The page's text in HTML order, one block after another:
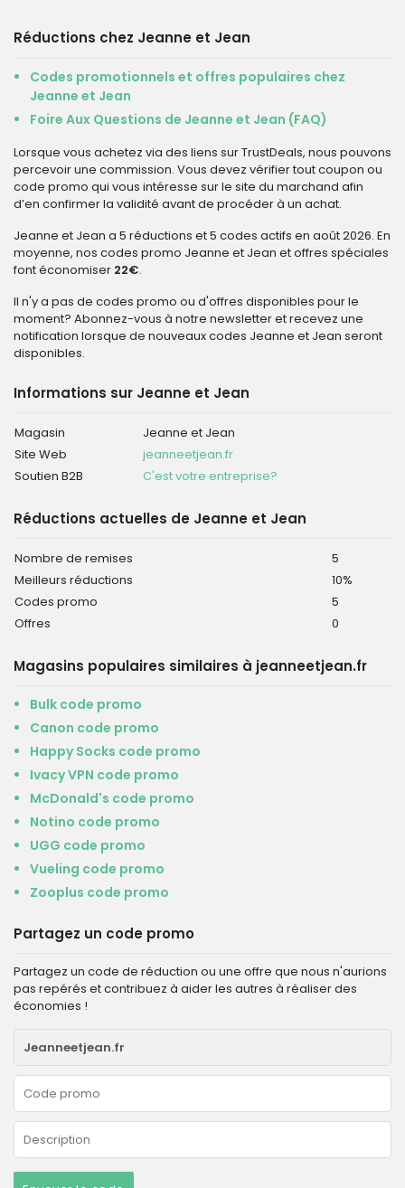
Réductions chez Jeanne et Jean
Codes promotionnels et offres populaires chez
Jeanne et Jean
Foire Aux Questions de Jeanne et Jean (FAQ)
Lorsque vous achetez via des liens sur TrustDeals, nous pouvons
percevoir une commission. Vous devez vérifier tout coupon ou
code promo qui vous intéresse sur le site du marchand afin
d’en confirmer la validité avant de procéder à un achat.
Jeanne et Jean a 5 réductions et 5 codes actifs en août 2026. En
moyenne, nos codes promo Jeanne et Jean et offres spéciales
font économiser 22€.
Il n'y a pas de codes promo ou d'offres disponibles pour le
moment? Abonnez-vous à notre newsletter et recevez une
notification lorsque de nouveaux codes Jeanne et Jean seront
disponibles.
Informations sur Jeanne et Jean
Magasin
Jeanne et Jean
Site Web
jeanneetjean.fr
Soutien B2B
C'est votre entreprise?
Réductions actuelles de Jeanne et Jean
Nombre de remises
5
Meilleurs réductions
10%
Codes promo
5
Offres
0
Magasins populaires similaires à jeanneetjean.fr
Bulk code promo
Canon code promo
Happy Socks code promo
Ivacy VPN code promo
McDonald's code promo
Notino code promo
UGG code promo
Vueling code promo
Zooplus code promo
Partagez un code promo
Partagez un code de réduction ou une offre que nous n'aurions
pas repérés et contribuez à aider les autres à réaliser des
économies !